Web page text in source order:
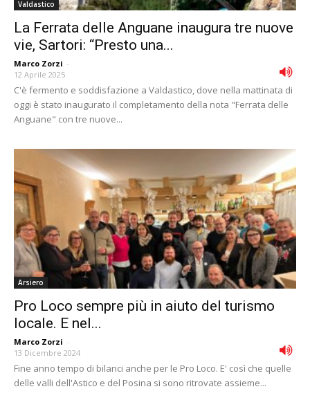
Valdastico
La Ferrata delle Anguane inaugura tre nuove
vie, Sartori: “Presto una...
Marco Zorzi -
12 Aprile 2025
C'è fermento e soddisfazione a Valdastico, dove nella mattinata di
oggi è stato inaugurato il completamento della nota "Ferrata delle
Anguane" con tre nuove...
Arsiero
Pro Loco sempre più in aiuto del turismo
locale. E nel...
Marco Zorzi -
13 Dicembre 2024
Fine anno tempo di bilanci anche per le Pro Loco. E' così che quelle
delle valli dell'Astico e del Posina si sono ritrovate assieme...